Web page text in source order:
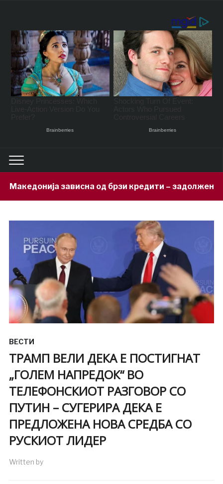
од брзи кредити – задолжени 333 милиони евра
ВЕСТИ
ТРАМП ВЕЛИ ДЕКА Е ПОСТИГНАТ
„ГОЛЕМ НАПРЕДОК“ ВО
ТЕЛЕФОНСКИОТ РАЗГОВОР СО
ПУТИН – СУГЕРИРА ДЕКА Е
ПРЕДЛОЖЕНА НОВА СРЕДБА СО
РУСКИОТ ЛИДЕР
Written by